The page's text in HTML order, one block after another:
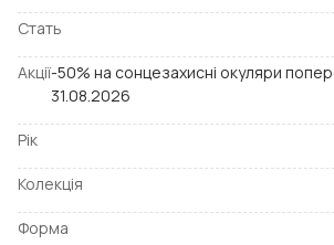
Стать
Акції-50% на сонцезахисні окуляри
31.08.2026
Рік
Колекція
Форма